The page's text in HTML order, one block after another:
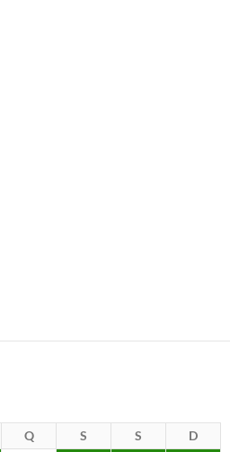
Q S S
D